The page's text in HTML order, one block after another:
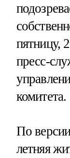
пятницу,
пресс-
комитета.
По
летняя